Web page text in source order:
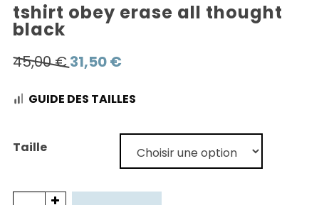
tshirt obey erase all thought
black
45,00€ Le
initial
31,50€Le
actuel
GUIDE DES TAILLES
Taille
quantité